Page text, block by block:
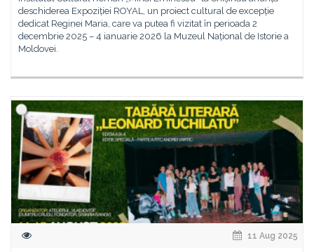
deschiderea Expoziției ROYAL, un proiect cultural de excepție
dedicat Reginei Maria, care va putea fi vizitat în perioada 2
decembrie 2025 – 4 ianuarie 2026 la Muzeul Național de Istorie a
Moldovei.
11 Aug 2025